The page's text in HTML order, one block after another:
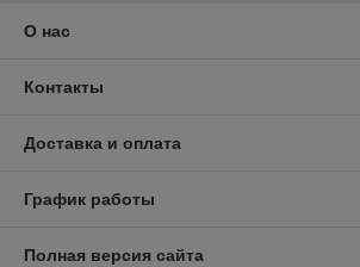
О нас
Контакты
Доставка и оплата
График работы
Полная версия сайта